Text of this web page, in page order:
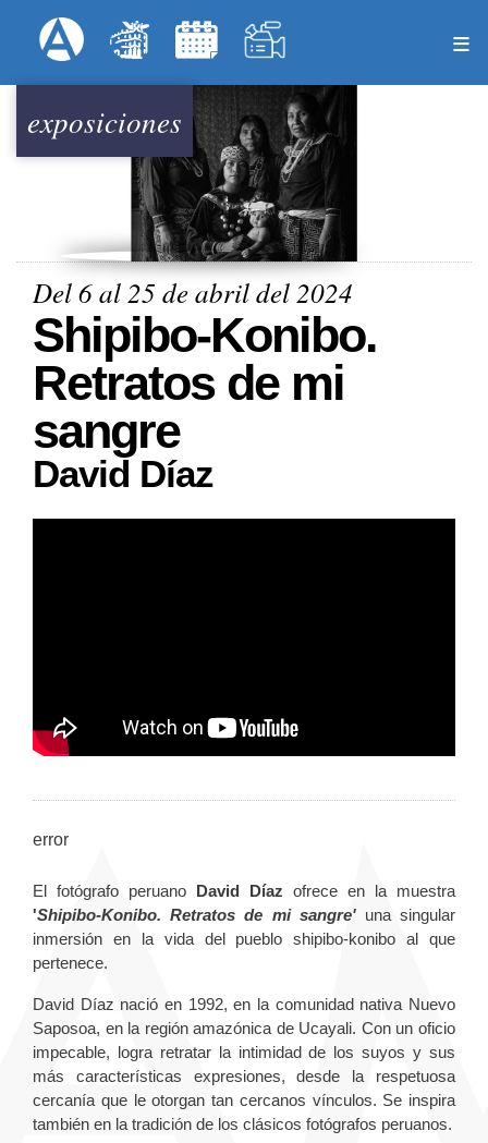
al
principal
Menú Superior
exposiciones
Del 6 al 25 de abril del 2024
Shipibo-Konibo.
Retratos de mi
sangre
David Díaz
error
El fotógrafo peruano David Díaz ofrece en la muestra
'Shipibo-Konibo. Retratos de mi sangre'una singular
inmersión en la vida del pueblo shipibo-konibo al que
pertenece.
David Díaz nació en 1992, en la comunidad nativa Nuevo
Saposoa, en la región amazónica de Ucayali. Con un oficio
impecable, logra retratar la intimidad de los suyos y sus
más características expresiones, desde la respetuosa
cercanía que le otorgan tan cercanos vínculos. Se inspira
también en la tradición de los clásicos fotógrafos peruanos.